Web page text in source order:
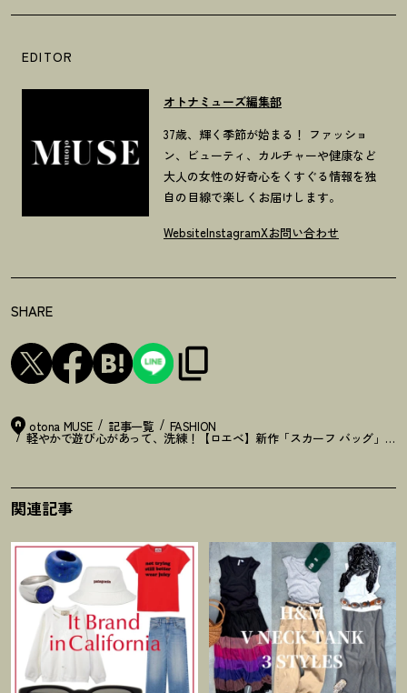
EDITOR
オトナミューズ編集部
37歳、輝く季節が始まる！ ファッショ
ン、ビューティ、カルチャーや健康など
大人の女性の好奇心をくすぐる情報を独
自の目線で楽しくお届けします。
WebsiteInstagramXお問い合わせ
SHARE
otona MUSE 記事一覧 FASHION
軽やかで遊び心があって、洗練！ 【ロエベ】新作「スカーフ バッグ」で
関連記事